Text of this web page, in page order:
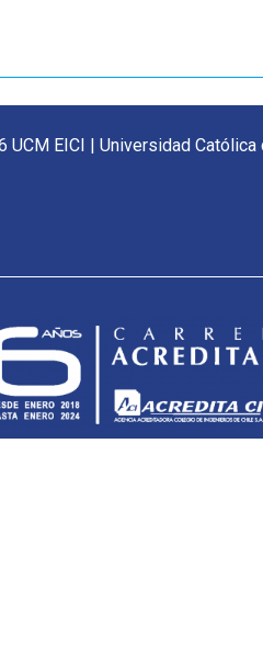
UCM EICI | Universidad Católica